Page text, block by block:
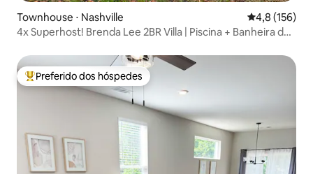
Townhouse ⋅ Nashville 4,8 de uma
4,8 (156)
4x Superhost! Brenda Lee 2BR Villa | Piscina + Banheira de
Entre os melhores preferidos dos hóspedes
Preferido dos hóspedes